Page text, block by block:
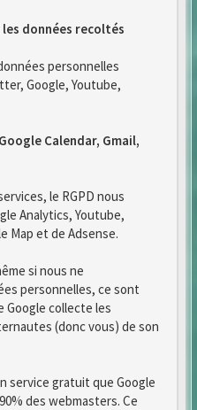
les données recoltés
personnelles
Google, Youtube,
Calendar, Gmail,
le RGPD nous
Analytics, Youtube,
Map et de Adsense.
si nous ne
personnelles, ce sont
Google collecte les
(donc vous) de son
service gratuit que Google
des webmasters. Ce